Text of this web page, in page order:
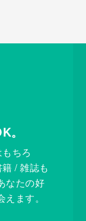
。
ちろ
/ 雑誌も
なたの好
ます。